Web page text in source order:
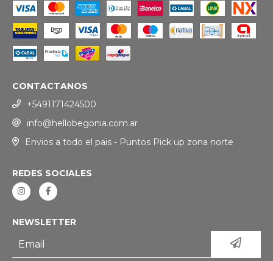
CONTACTANOS
+5491171424500
info@hellobegonia.com.ar
Envios a todo el pais - Puntos Pick up zona norte
REDES SOCIALES
NEWSLETTER